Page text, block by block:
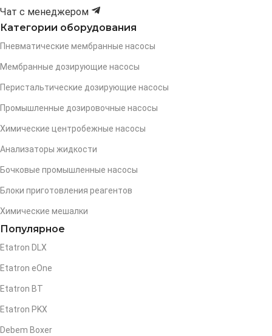
Чат с менеджером
Категории оборудования
Пневматические мембранные насосы
Мембранные дозирующие насосы
Перистальтические дозирующие насосы
Промышленные дозировочные насосы
Химические центробежные насосы
Анализаторы жидкости
Бочковые промышленные насосы
Блоки приготовления реагентов
Химические мешалки
Популярное
Etatron DLX
Etatron eOne
Etatron BT
Etatron PKX
Debem Boxer